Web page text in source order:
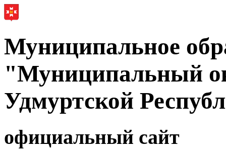
Муниципальное
"Муниципальный
Удмуртской
официальный сайт